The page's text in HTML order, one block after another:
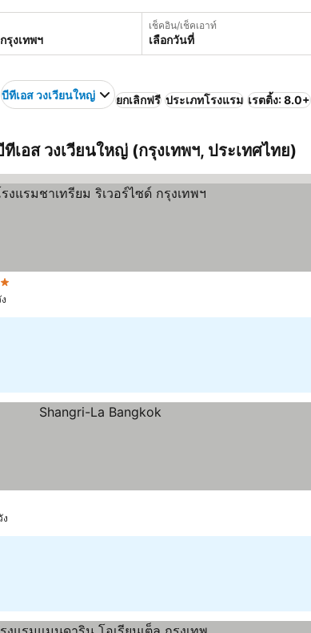
เช็คอิน/เช็คเอาท์
เลือกวันที่
บีทีเอส วงเวียนใหญ่ ยกเลิกฟรี ประเภทโรงแรม เรตติ้ง: 8.0+
เอส วงเวียนใหญ่ (กรุงเทพฯ, ประเทศไทย)